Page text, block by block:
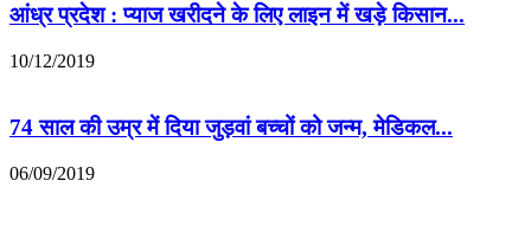
आंध्र प्रदेश : प्याज खरीदने के लिए लाइन में खड़े किसान...
10/12/2019
74 साल की उम्र में दिया जुड़वां बच्चों को जन्म, मेडिकल...
06/09/2019